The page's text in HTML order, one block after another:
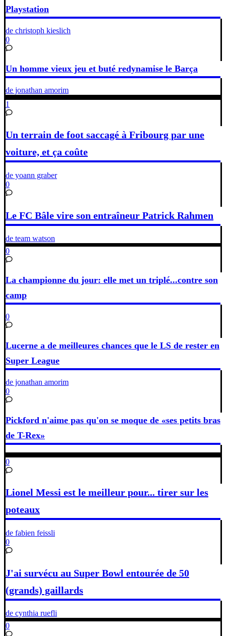
Playstation
de christoph kieslich
0
Un homme vieux jeu et buté redynamise le Barça
de jonathan amorim
1
Un terrain de foot saccagé à Fribourg par une
voiture, et ça coûte
de yoann graber
0
Le FC Bâle vire son entraîneur Patrick Rahmen
de team watson
0
La championne du jour: elle met un triplé...contre son
camp
0
Lucerne a de meilleures chances que le LS de rester en
Super League
de jonathan amorim
0
Pickford n'aime pas qu'on se moque de «ses petits bras
de T-Rex»
0
Lionel Messi est le meilleur pour... tirer sur les
poteaux
de fabien feissli
0
J'ai survécu au Super Bowl entourée de 50
(grands) gaillards
de cynthia ruefli
0